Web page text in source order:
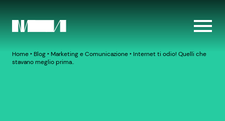
Home‣ Blog‣ Marketing e Comunicazione‣ Internet ti odio! Quelli che
stavano meglio prima..